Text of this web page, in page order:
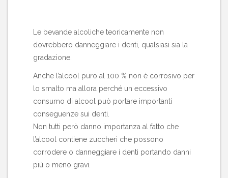
Le bevande alcoliche teoricamente non
dovrebbero danneggiare i denti, qualsiasi sia la
gradazione.
Anche l’alcool puro al 100 % non è corrosivo per
lo smalto ma allora perché un eccessivo
consumo di alcool può portare importanti
conseguenze sui denti.
Non tutti però danno importanza al fatto che
l’alcool contiene zuccheri che possono
corrodere o danneggiare i denti portando danni
più o meno gravi.